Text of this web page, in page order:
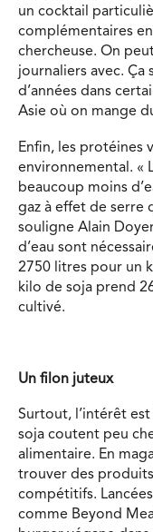
un cocktail
complémentaires
chercheuse. On
journaliers avec. Ça
d’années dans
Asie où on mange
Enfin, les protéines
environnemental. «
beaucoup moins
gaz à effet de serre
souligne Alain
d’eau sont
2750 litres pour un
kilo de soja prend
cultivé.
Un filon juteux
Surtout, l’intérêt
soja coutent peu
alimentaire. En
trouver des
compétitifs.
comme Beyond